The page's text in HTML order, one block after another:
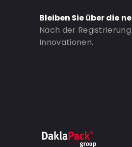
Valve: Ohne Ventil
Bestell-ID: 861
Bleiben Sie über die
Nach der
Innovationen.